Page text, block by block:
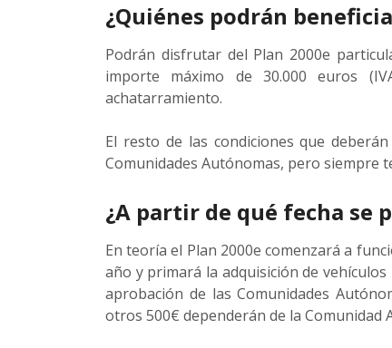
¿Quiénes podrán
Podrán disfrutar del Plan 2000e
importe máximo de 30.000 euros
achatarramiento.
El resto de las condiciones que
Comunidades Autónomas, pero siempre
¿A partir de qué fecha se
En teoría el Plan 2000e comenzará a
año y primará la adquisición de
aprobación de las Comunidades
otros 500€ dependerán de la Comunidad